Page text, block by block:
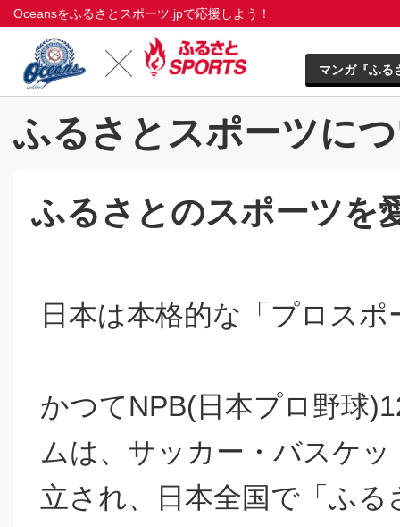
Oceansをふるさとスポーツ.jpで応援しよう！
マンガ『ふる
ふるさとスポーツに
ふるさとのスポーツを
日本は本格的な「プロス
かつてNPB(日本プロ野球
ムは、サッカー・バスケ
立され、日本全国で「ふ